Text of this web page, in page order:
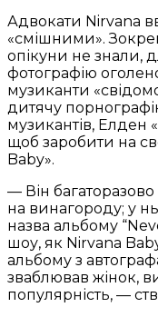
Адвокати Nirvana
«смішними».
опікуни не знали,
фотографію
музиканти
дитячу
музикантів, Елден
щоб заробити на
Baby».
— Він
на винагороду; у
назва альбому
шоу, як Nirvana
альбому з
зваблював жінок,
популярність, —